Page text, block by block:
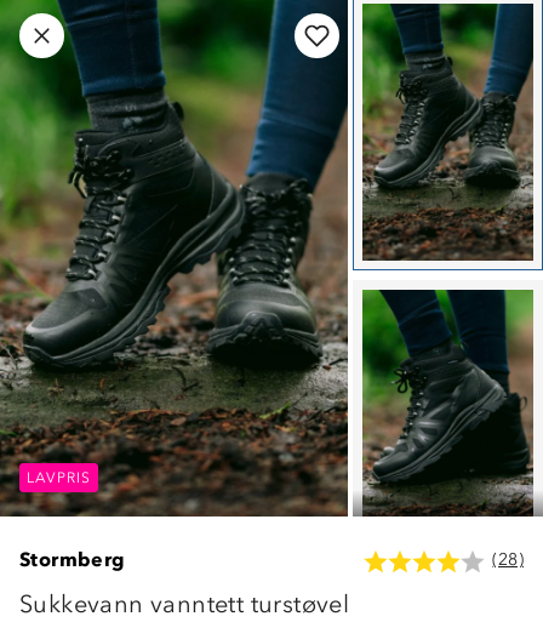
LAVPRIS LAVPRIS
LAVPRIS
Stormberg (28)
Sukkevann vanntett turstøvel